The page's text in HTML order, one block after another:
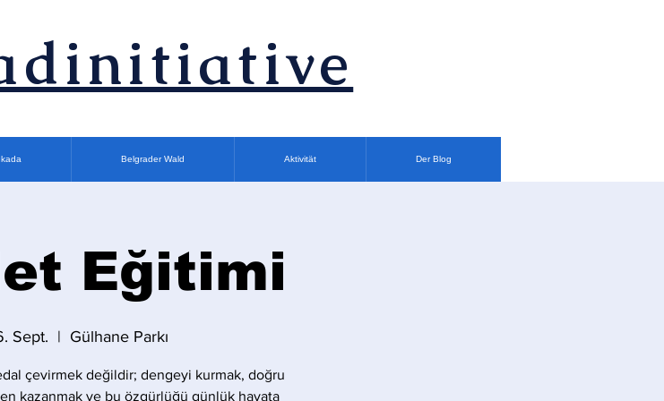
Belgrader Wald Aktivität Der Blog
Eğitimi
Sept.
  |
Gülhane Parkı
çevirmek değildir; dengeyi kurmak, doğru
kazanmak ve bu özgürlüğü günlük hayata